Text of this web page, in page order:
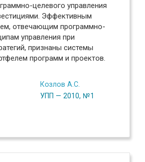
целевого управления
Эффективным
отвечающим программно-
управления при
признаны системы
программ и проектов.
Козлов А.С.
УПП — 2010, №1